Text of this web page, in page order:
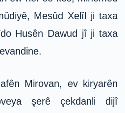
Mesûd Xelîl ji taxa
Husên Dawud jî ji taxa
Mirovan, ev kiryarên
şerê çekdanli dijî